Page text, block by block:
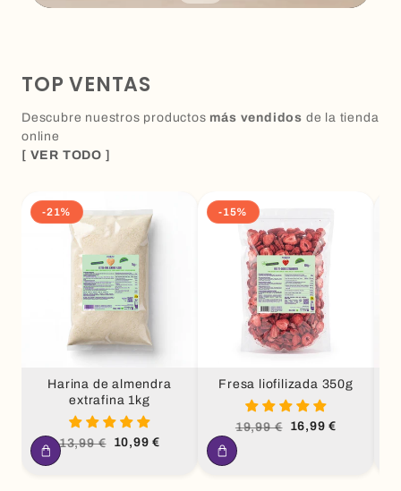
TOP VENTAS
Descubre nuestros productos más vendidos de la tienda
online
[ VER TODO ]
-21%
Harina de almendra
extrafina 1kg
Precio
habitual
13,99 €
Precio
de
10,99 €
-15%
Fresa liofilizada 350g
Precio
habitual
19,99 €
Precio
de
oferta
16,99 €